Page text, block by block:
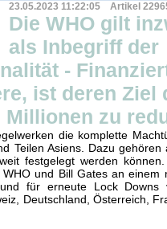
23.05.2023 11:22:05 Artikel
Die WHO gilt
als Inbegriff der
-
ist deren Ziel
Millionen zu
die komplette
Teilen Asiens. Dazu gehören
festgelegt werden
und Bill Gates an einem
für erneute Lock Downs
Deutschland, Österreich,